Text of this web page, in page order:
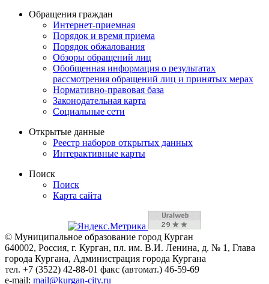
Обращения граждан
Интернет-приемная
Порядок и время приема
Порядок обжалования
Обзоры обращений лиц
Обобщенная информация о результатах
рассмотрения обращений лиц и принятых мерах
Нормативно-правовая база
Законодательная карта
Социальные сети
Открытые данные
Реестр наборов открытых данных
Интерактивные карты
Поиск
Поиск
Карта сайта
© Муниципальное образование город Курган
640002, Россия, г. Курган, пл. им. В.И. Ленина, д. № 1, Глава
города Кургана, Администрация города Кургана
тел. +7 (3522) 42-88-01 факс (автомат.) 46-59-69
e-mail: mail@kurgan-city.ru